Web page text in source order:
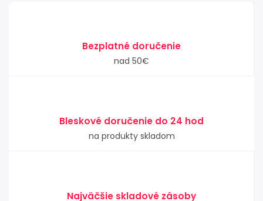
Bezplatné doručenie
nad 50€
Bleskové doručenie do 24 hod
na produkty skladom
Najväčšie skladové zásoby